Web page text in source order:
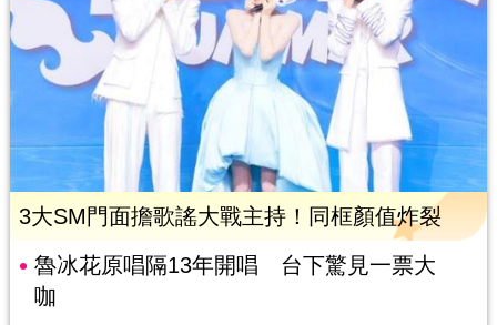
3大SM門面擔歌謠大戰主持！同框顏值炸裂
魯冰花原唱隔13年開唱 台下驚見一票大
咖